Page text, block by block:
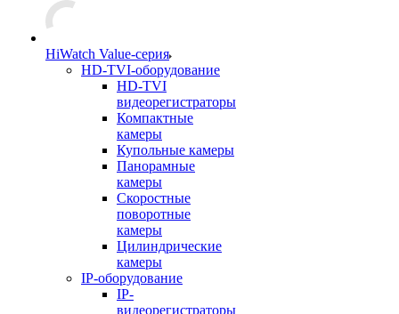
HiWatch Value-серия
HD-TVI-оборудование
HD-TVI
видеорегистраторы
Компактные
камеры
Купольные камеры
Панорамные
камеры
Скоростные
поворотные
камеры
Цилиндрические
камеры
IP-оборудование
IP-
видеорегистраторы